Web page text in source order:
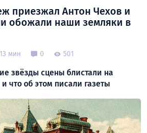
приезжал Антон Чехов и
обожали наши земляки в
13 мин 0 501
звёзды сцены блистали на
что об этом писали газеты